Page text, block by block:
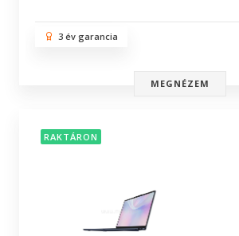
3 év garancia
MEGNÉZEM
RAKTÁRON